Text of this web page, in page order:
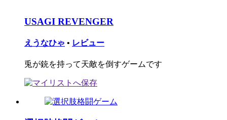
USAGI REVENGER
えうなひゃ • レビュー
兎が銃を持って天敵を倒すゲームです